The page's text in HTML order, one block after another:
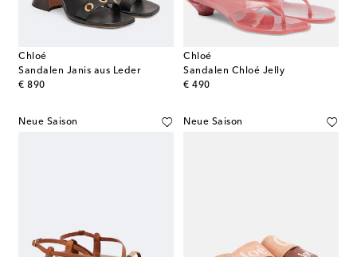
Chloé
Sandalen Janis aus Leder
€ 890
original price
Chloé
Sandalen Chloé Jelly
€ 490
original price
Neue Saison Neue Saison